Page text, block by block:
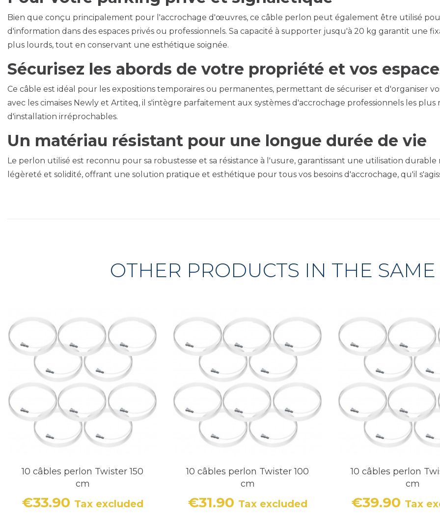
Bien que conçu principalement pour l'accrochage d'œuvres, ce câble perlon peut également être utilisé
d'information dans des espaces privés ou professionnels. Sa capacité à supporter jusqu'à 20 kg garantit une
plus lourds, tout en conservant une esthétique soignée.
Sécurisez les abords de votre propriété et vos
Ce câble est idéal pour les expositions temporaires ou permanentes, permettant de sécuriser et d'organiser
avec les cimaises Newly et Artiteq, il s'intègre parfaitement aux systèmes d'accrochage professionnels les
d'installation irréprochables.
Un matériau résistant pour une longue durée de vie
Le perlon utilisé est reconnu pour sa robustesse et sa résistance à l'usure, garantissant une utilisation
légèreté et solidité, offrant une solution pratique et esthétique pour tous vos besoins d'accrochage, qu'il
OTHER PRODUCTS IN THE SAME
10 câbles perlon Twister 150
cm
Price
€33.90 Tax excluded
10 câbles perlon Twister 100
cm
Price
€31.90 Tax excluded
10 câbles perlon
cm
Price
€39.90 Tax